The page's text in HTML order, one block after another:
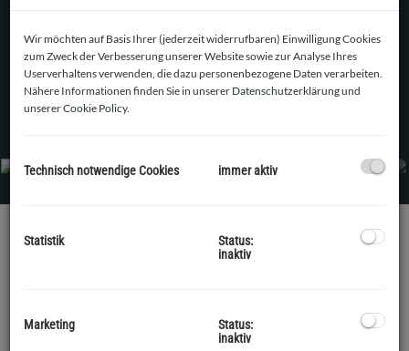
generalsanierte 3-Zimmer Wohnung in zentraler Tullner
Wir möchten auf Basis Ihrer (jederzeit widerrufbaren) Einwilligung Cookies
zum Zweck der Verbesserung unserer Website sowie zur Analyse Ihres
Userverhaltens verwenden, die dazu personenbezogene Daten verarbeiten.
Nähere Informationen finden Sie in unserer Datenschutzerklärungund
unsererCookie Policy.
Technisch notwendige Cookies immer aktiv
Statistik
Status:
inaktiv
Marketing
Status:
inaktiv